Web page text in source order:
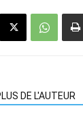
DE L'AUTEUR